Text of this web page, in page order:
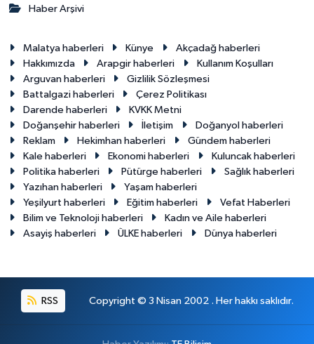
Haber Arşivi
Malatya haberleri Künye
Akçadağ haberleri
Hakkımızda
Arapgir haberleri
Kullanım Koşulları
Arguvan haberleri
Gizlilik Sözleşmesi
Battalgazi haberleri
Çerez Politikası
Darende haberleri
KVKK Metni
Doğanşehir haberleri
İletişim
Doğanyol haberleri
Reklam
Hekimhan haberleri
Gündem haberleri
Kale haberleri
Ekonomi haberleri
Kuluncak haberleri
Politika haberleri
Pütürge haberleri
Sağlık haberleri
Yazıhan haberleri
Yaşam haberleri
Yeşilyurt haberleri
Eğitim haberleri
Vefat Haberleri
Bilim ve Teknoloji haberleri
Kadın ve Aile haberleri
Asayiş haberleri
ÜLKE haberleri Dünya haberleri
RSS Copyright © 3 Nisan 2002 . Her hakkı saklıdır.